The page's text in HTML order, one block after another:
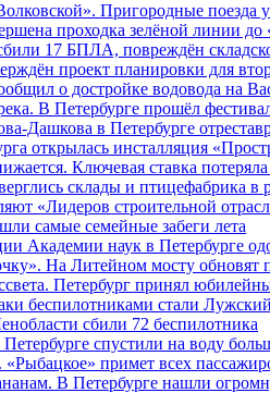
Пригородные поезда
проходка зелёной линии
17 БПЛА, повреждён
проект планировки для
о достройке водовода на
В Петербурге прошёл
Дашкова в Петербурге
открылась инсталляция
Ключевая ставка
склады и птицефабрика в
«Лидеров строительной
самые семейные забеги лета
Академии наук в Петербурге
На Литейном мосту обновят
Петербург принял
беспилотниками стали
сбили 72 беспилотника
спустили на воду
«Рыбацкое» примет всех
В Петербурге нашли